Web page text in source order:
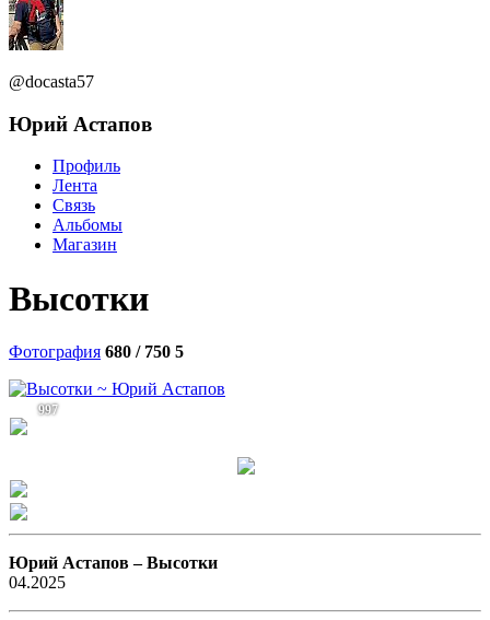
@docasta57
Юрий Астапов
Профиль
Лента
Связь
Альбомы
Магазин
Высотки
Фотография 680 / 750 5
997
Юрий Астапов –Высотки
04.2025